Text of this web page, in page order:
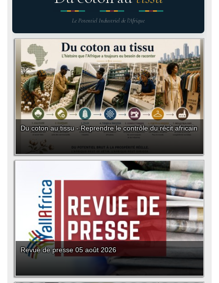
Le Potentiel Industriel de l'Afrique
Du coton au tissu - Reprendre le contrôle du récit africain
Revue de presse 05 août 2026